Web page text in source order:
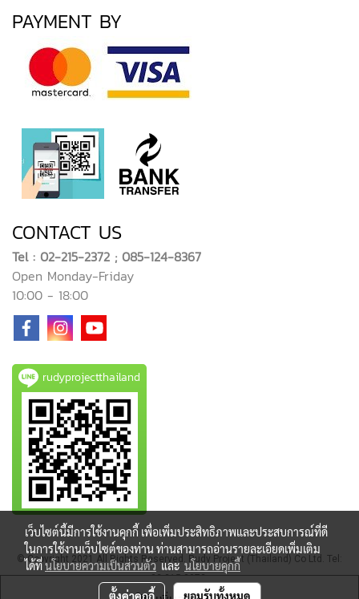
PAYMENT BY
CONTACT US
Tel : 02-215-2372 ; 085-124-8367
Open Monday-Friday
10:00 - 18:00
rudyprojectthailand
© Copyright 2021 All Rights Reserved. Rudy Project (Thailand) Co Ltd. Tel:
02-215-2372
เว็บไซต์นี้มีการใช้งานคุกกี้ เพื่อเพิ่มประสิทธิภาพและประสบการณ์ที่ดี
ในการใช้งานเว็บไซต์ของท่าน ท่านสามารถอ่านรายละเอียดเพิ่มเติม
ได้ที่นโยบายความเป็นส่วนตัวและนโยบายคุกกี้
ตั้งค่าคุกกี้ ยอมรับทั้งหมด